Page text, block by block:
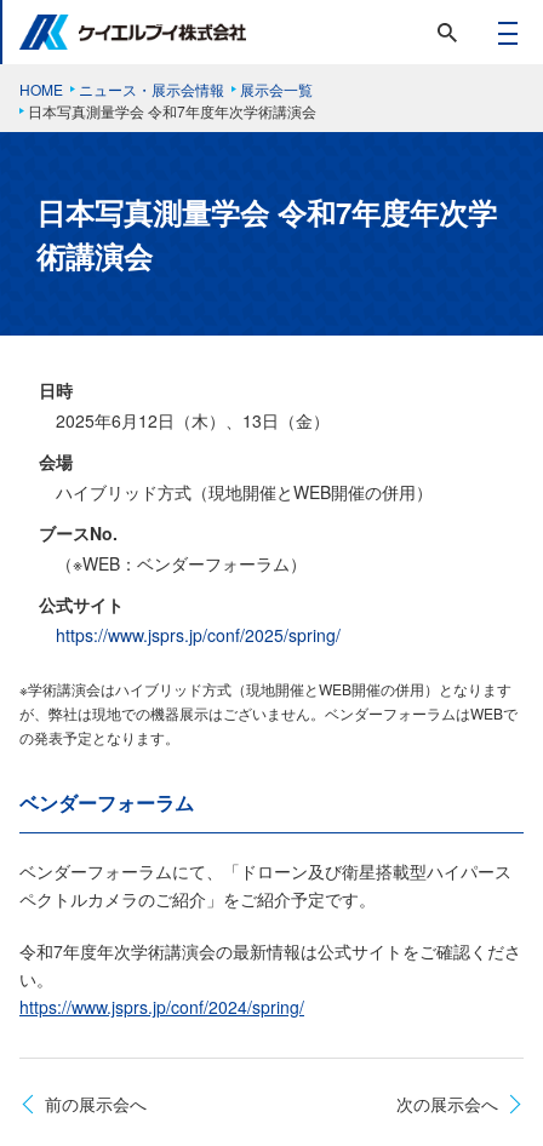
HOME ニュース・展示会情報
展示会一覧
日本写真測量学会 令和7年度年次学術講演会
日本写真測量学会 令和7年度年次学
術講演会
日時
2025年6月12日（木）、13日（金）
会場
ハイブリッド方式（現地開催とWEB開催の併用）
ブースNo.
（※WEB：ベンダーフォーラム）
公式サイト
https://www.jsprs.jp/conf/2025/spring/
※学術講演会はハイブリッド方式（現地開催とWEB開催の併用）となります
が、弊社は現地での機器展示はございません。ベンダーフォーラムはWEBで
の発表予定となります。
ベンダーフォーラム
ベンダーフォーラムにて、「ドローン及び衛星搭載型ハイパース
ペクトルカメラのご紹介」をご紹介予定です。
令和7年度年次学術講演会の最新情報は公式サイトをご確認くださ
い。
https://www.jsprs.jp/conf/2024/spring/
前の展示会へ 次の展示会へ